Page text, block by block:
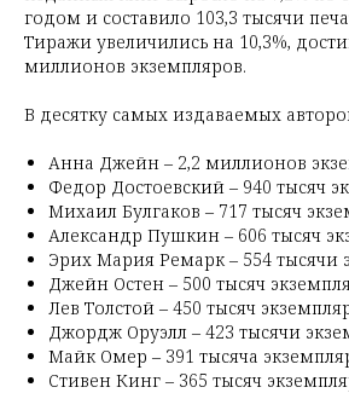
годом и составило 103,3 тысячи
Тиражи увеличились на 10,3%,
миллионов экземпляров.
В десятку самых издаваемых
Анна Джейн – 2,2 миллионов
Федор Достоевский – 940 тысяч
Михаил Булгаков – 717 тысяч
Александр Пушкин – 606 тысяч
Эрих Мария Ремарк – 554 тысячи
Джейн Остен – 500 тысяч
Лев Толстой – 450 тысяч
Джордж Оруэлл – 423 тысячи
Майк Омер – 391 тысяча
Стивен Кинг – 365 тысяч